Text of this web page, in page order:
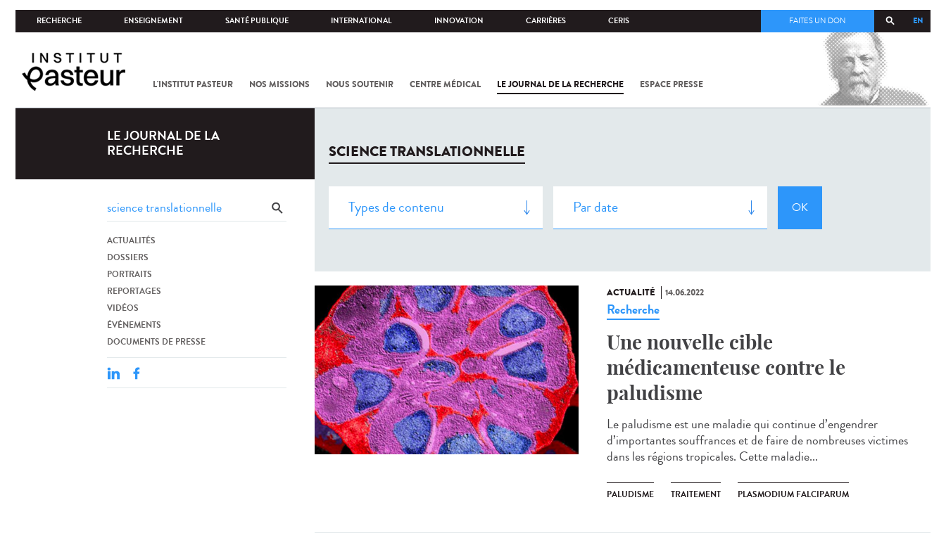
RECHERCHE ENSEIGNEMENT SANTÉ PUBLIQUE INTERNATIONAL INNOVATION CARRIÈRES CERIS EN
FAITES UN DON
L'INSTITUT PASTEUR NOS MISSIONS NOUS SOUTENIR CENTRE MÉDICAL LE JOURNAL DE LA RECHERCHE ESPACE PRESSE
COV-2 /
LE JOURNAL DE LA
RECHERCHE
ACTUALITÉS
DOSSIERS
PORTRAITS
REPORTAGES
VIDÉOS
ÉVÉNEMENTS
DOCUMENTS DE PRESSE
SCIENCE TRANSLATIONNELLE
ACTUALITÉ 14.06.2022
Recherche
Une nouvelle cible
médicamenteuse contre le
paludisme
Le paludisme est une maladie qui continue d’engendrer
d’importantes souffrances et de faire de nombreuses victimes
dans les régions tropicales. Cette maladie...
PALUDISME TRAITEMENT PLASMODIUM FALCIPARUM